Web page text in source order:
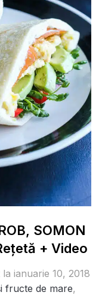
SOMON
+ Video
la ianuarie 10, 2018
fructe de mare,